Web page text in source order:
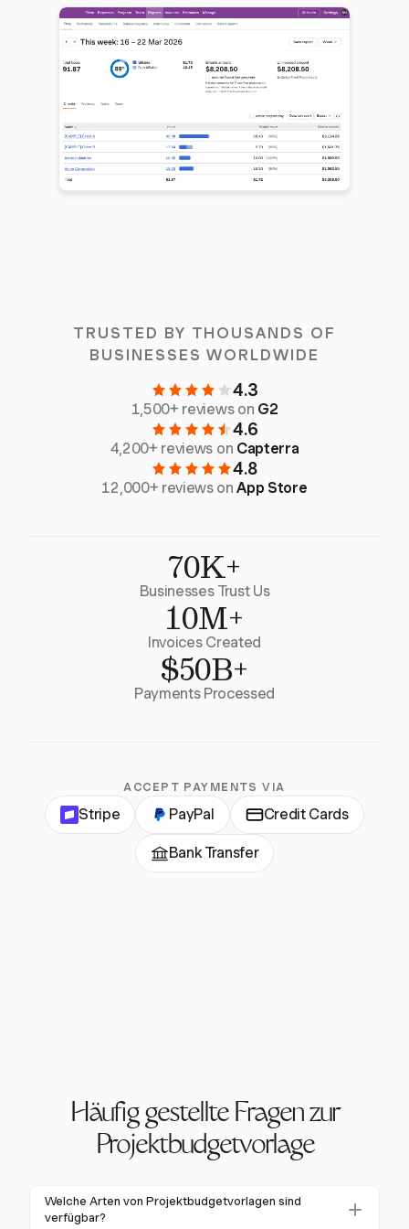
TRUSTED BY THOUSANDS OF
BUSINESSES WORLDWIDE
4.3
1,500+ reviews on G2
4.6
4,200+ reviews on Capterra
4.8
12,000+ reviews onApp Store
70K+
Businesses Trust Us
10M+
Invoices Created
$50B+
Payments Processed
ACCEPT PAYMENTS VIA
Stripe PayPal Credit Cards
Bank Transfer
Häufig gestellte Fragen zur
Projektbudgetvorlage
Welche Arten von Projektbudgetvorlagen sind
verfügbar?